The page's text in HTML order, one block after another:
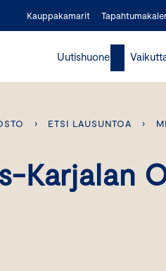
Kauppakamarit
Uutishuone
› ETSI LAUSUNTOA ›
Karjalan